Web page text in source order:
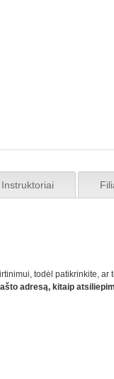
Instruktoriai
todėl patikrinkite,
adresą, kitaip